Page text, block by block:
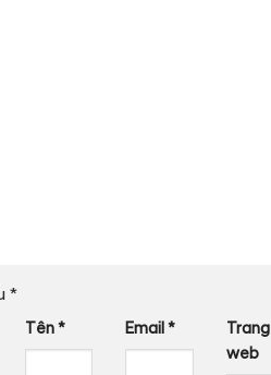
*
Tên* Email*
Trang
web